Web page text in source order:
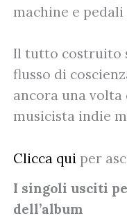
machine e
Il tutto costruito
flusso di
ancora una
musicista indie
Clicca qui per
I singoli usciti
dell’album